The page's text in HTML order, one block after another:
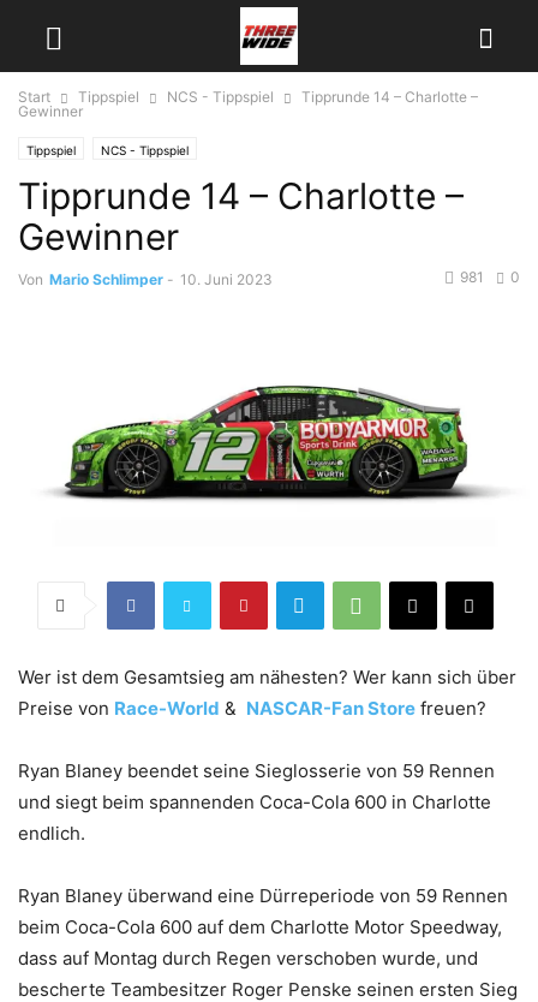
Start Tippspiel NCS - Tippspiel
Tipprunde 14 – Charlotte –
Gewinner
Tippspiel NCS - Tippspiel
Tipprunde 14 – Charlotte –
Gewinner
Von Mario Schlimper - 10. Juni 2023 0
981
Wer ist dem Gesamtsieg am nähesten? Wer kann sich über
Preise von Race-World & NASCAR-Fan Store freuen?
Ryan Blaney beendet seine Sieglosserie von 59 Rennen
und siegt beim spannenden Coca-Cola 600 in Charlotte
endlich.
Ryan Blaney überwand eine Dürreperiode von 59 Rennen
beim Coca-Cola 600 auf dem Charlotte Motor Speedway,
dass auf Montag durch Regen verschoben wurde, und
bescherte Teambesitzer Roger Penske seinen ersten Sieg